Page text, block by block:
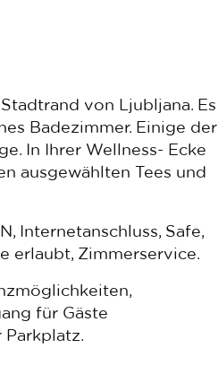
von Ljubljana. Es
Badezimmer. Einige der
In Ihrer Wellness- Ecke
ausgewählten Tees und
Internetanschluss, Safe,
erlaubt, Zimmerservice.
für Gäste